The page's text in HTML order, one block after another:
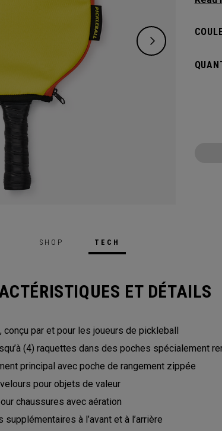
SHOP TECH
ET DÉTAILS
conçu par et pour les joueurs de pickleball
(4) raquettes dans des poches spécialement
principal avec poche de rangement zippée
pour objets de valeur
chaussures avec aération
à l’avant et à l’arrière